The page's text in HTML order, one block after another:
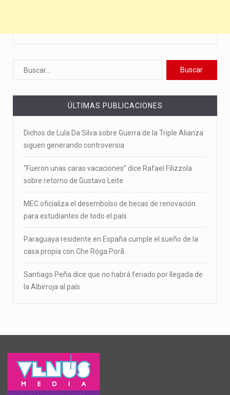
ÚLTIMAS PUBLICACIONES
Dichos de Lula Da Silva sobre Guerra de la Triple Alianza
siguen generando controversia
“Fueron unas caras vacaciones” dice Rafael Filizzola
sobre retorno de Gustavo Leite
MEC oficializa el desembolso de becas de renovación
para estudiantes de todo el país
Paraguaya residente en España cumple el sueño de la
casa propia con Che Róga Porã
Santiago Peña dice que no habrá feriado por llegada de
la Albirroja al país